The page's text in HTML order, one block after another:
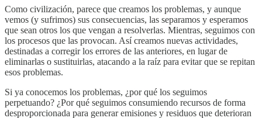
Como civilización, parece que creamos los problemas, y aunque
vemos (y sufrimos) sus consecuencias, las separamos y esperamos
que sean otros los que vengan a resolverlas. Mientras, seguimos con
los procesos que las provocan. Así creamos nuevas actividades,
destinadas a corregir los errores de las anteriores, en lugar de
eliminarlas o sustituirlas, atacando a la raíz para evitar que se repitan
esos problemas.
Si ya conocemos los problemas, ¿por qué los seguimos
perpetuando? ¿Por qué seguimos consumiendo recursos de forma
desproporcionada para generar emisiones y residuos que deterioran